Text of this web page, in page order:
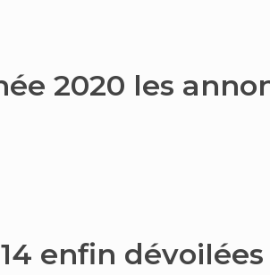
2020 les
enfin dévoilées